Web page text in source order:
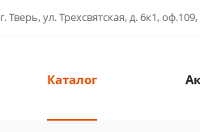
г. Тверь, ул. Трехсвятская, д. 6к1,
Каталог